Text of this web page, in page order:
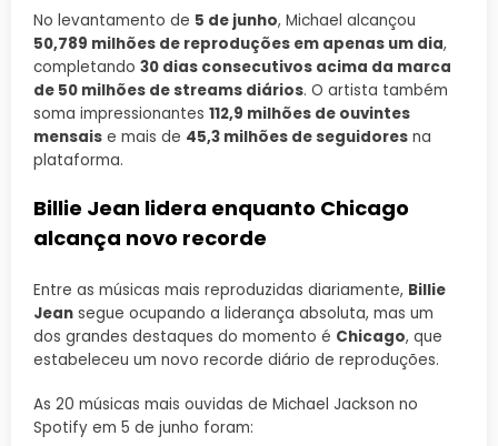
No levantamento de 5 de junho, Michael alcançou
50,789 milhões de reproduções em apenas um dia,
completando 30 dias consecutivos acima da marca
de 50 milhões de streams diários. O artista também
soma impressionantes 112,9 milhões de ouvintes
mensais e mais de 45,3 milhões de seguidores na
plataforma.
Billie Jean lidera enquanto Chicago
alcança novo recorde
Entre as músicas mais reproduzidas diariamente, Billie
Jean segue ocupando a liderança absoluta, mas um
dos grandes destaques do momento é Chicago, que
estabeleceu um novo recorde diário de reproduções.
As 20 músicas mais ouvidas de Michael Jackson no
Spotify em 5 de junho foram: